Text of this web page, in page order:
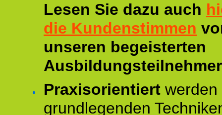
Lesen Sie dazu auch
die Kundenstimmen
unseren begeisterten
Praxisorientiert werden
grundlegenden